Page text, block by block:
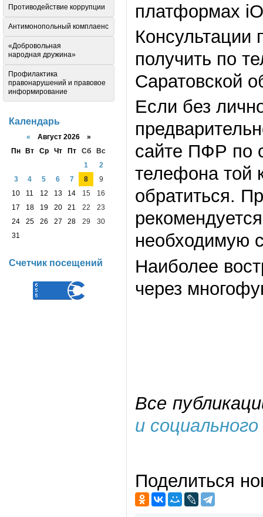
платформах
получить по
Саратовской
Если без
сайте ПФР по
телефона той
обратиться.
необходимую
Наиболее
через
Все
и
Поделиться
Противодействие коррупции
Антимонопольный комплаенс
«Добровольная
народная дружина»
Профилактика
правонарушений и правовое
информирование
Календарь
« Август 2026 »
Пн
Вт Ср Чт Пт Сб
Вс
1
2
3
4 5 6 7 8
9
10
11 12 13 14 15
16
17
18 19 20 21 22
23
24
25 26 27 28 29
30
31
Счетчик посещений